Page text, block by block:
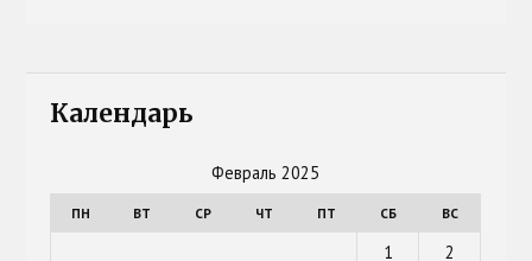
Календарь
Февраль 2025
ПН ВТ СР ЧТ ПТ СБ ВС
1
2